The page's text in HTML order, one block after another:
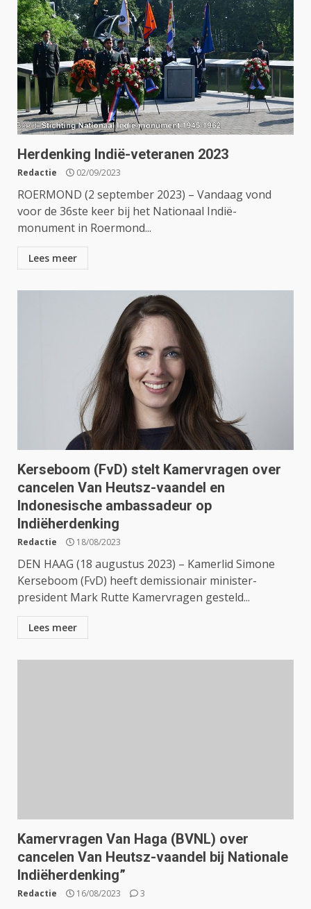
Herdenking Indië-veteranen 2023
Redactie 02/09/2023
ROERMOND (2 september 2023) – Vandaag vond
voor de 36ste keer bij het Nationaal Indië-
monument in Roermond...
Lees meer
Kerseboom (FvD) stelt Kamervragen over
cancelen Van Heutsz-vaandel en
Indonesische ambassadeur op
Indiëherdenking
Redactie 18/08/2023
DEN HAAG (18 augustus 2023) – Kamerlid Simone
Kerseboom (FvD) heeft demissionair minister-
president Mark Rutte Kamervragen gesteld...
Lees meer
Kamervragen Van Haga (BVNL) over
cancelen Van Heutsz-vaandel bij Nationale
Indiëherdenking”
Redactie 16/08/2023 3